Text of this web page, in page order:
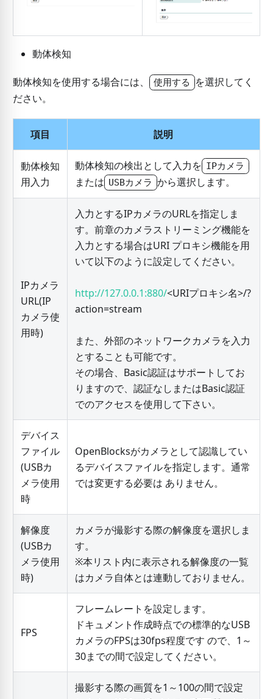
動体検知
動体検知を使用する場合には、 使用する を選択してく
ださい。
項目 説明
動体検知
用入力
動体検知の検出として入力を IPカメラ
または USBカメラ から選択します。
IPカメラ
URL(IP
カメラ使
用時)
入力とするIPカメラのURLを指定しま
す。前章のカメラストリーミング機能を
入力とする場合はURI プロキシ機能を用
いて以下のように設定してください。
http://127.0.0.1:880/<URIプロキシ名>/?
action=stream
また、外部のネットワークカメラを入力
とすることも可能です。
その場合、Basic認証はサポートしてお
りますので、認証なしまたはBasic認証
でのアクセスを使用して下さい。
デバイス
ファイル
(USBカ
メラ使用
時
OpenBlocksがカメラとして認識してい
るデバイスファイルを指定します。通常
では変更する必要は ありません。
解像度
(USBカ
メラ使用
時)
カメラが撮影する際の解像度を選択しま
す。
※本リスト内に表示される解像度の一覧
はカメラ自体とは連動しておりません。
FPS
フレームレートを設定します。
ドキュメント作成時点での標準的なUSB
カメラのFPSは30fps程度です ので、1～
30までの間で設定してください。
撮影する際の画質を1～100の間で設定